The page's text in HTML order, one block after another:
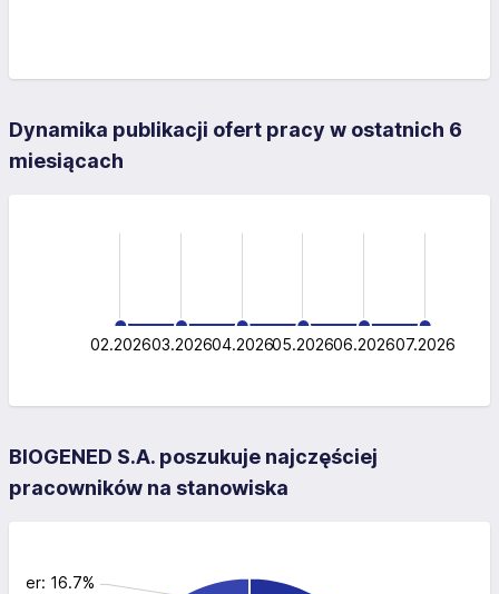
Dynamika publikacji ofert pracy w ostatnich 6
miesiącach
L
02.202603.202604.202605.202606.202607.2026
BIOGENED S.A. poszukuje najczęściej
pracowników na stanowiska
16.7%